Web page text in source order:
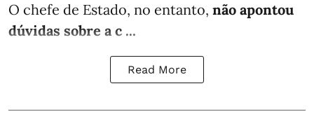
O chefe de Estado, no entanto, não apontou
dúvidas sobre a c ...
Read More